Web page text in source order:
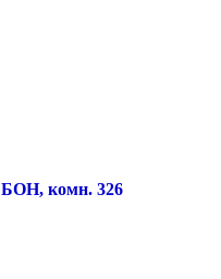
БОН, комн. 326